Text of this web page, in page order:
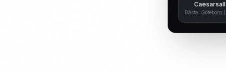
Bästa: Göteborg